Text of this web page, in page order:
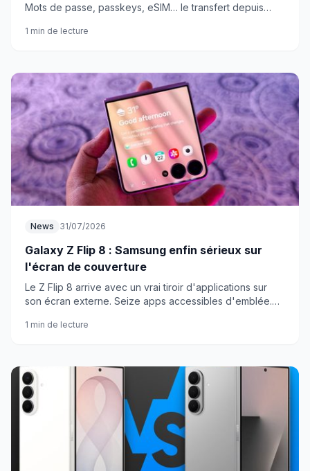
Mots de passe, passkeys, eSIM… le transfert depuis
1 min de lecture
News 31/07/2026
Galaxy Z Flip 8 : Samsung enfin sérieux sur
l'écran de couverture
Le Z Flip 8 arrive avec un vrai tiroir d'applications sur
son écran externe. Seize apps accessibles d'emblée.
1 min de lecture